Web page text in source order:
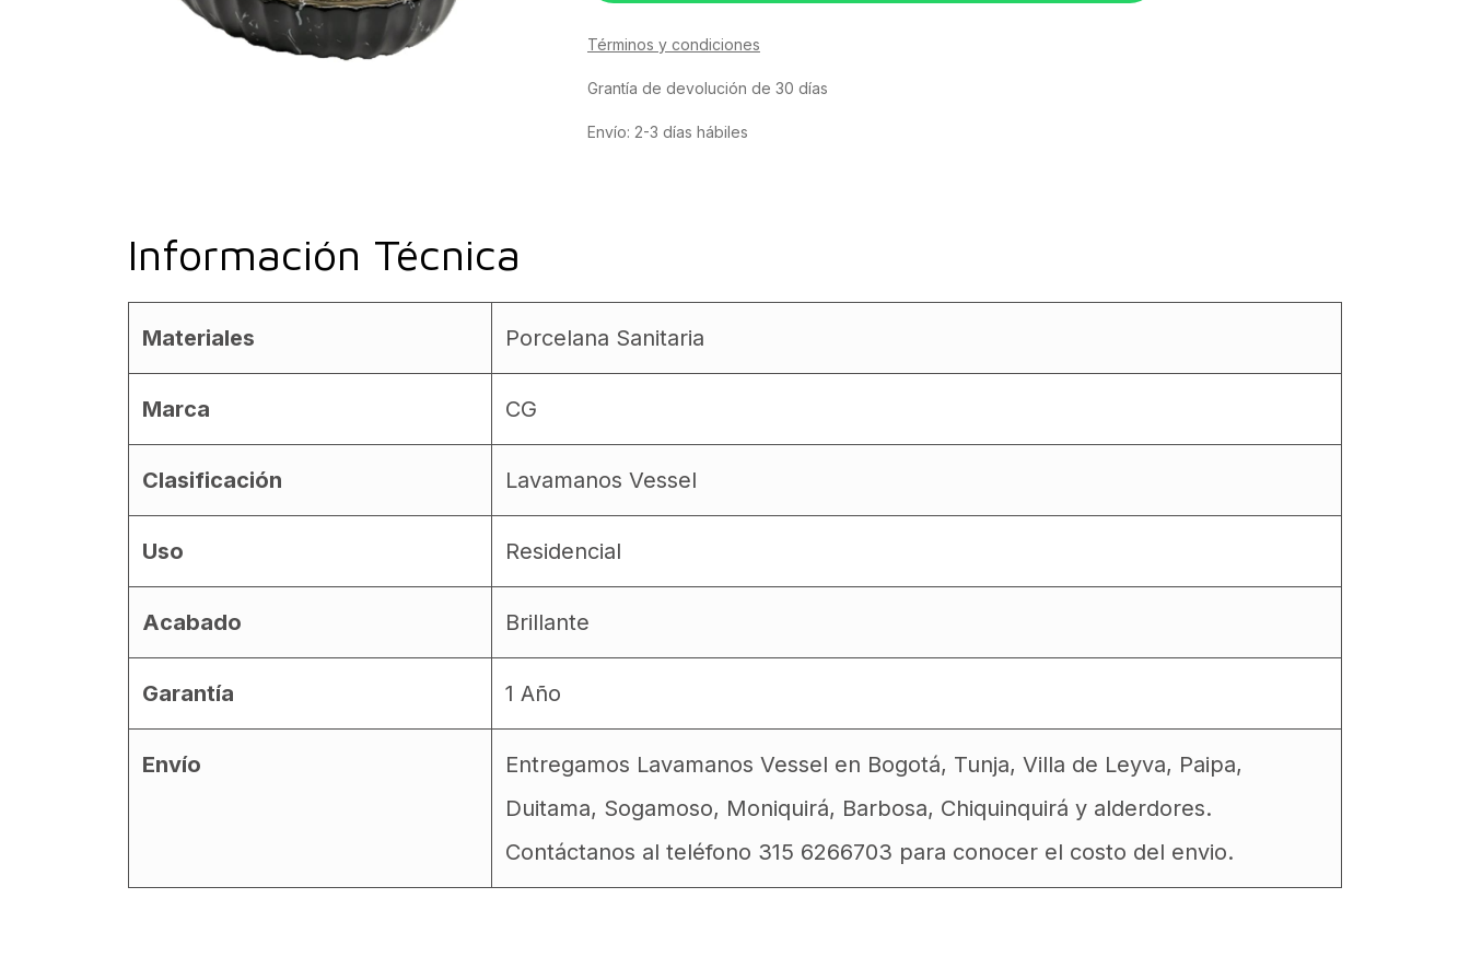
Términos y condiciones
Grantía de devolución de 30 días
Envío: 2-3 días hábiles
Información Técnica
Materiales Porcelana Sanitaria
Marca CG
Clasificación Lavamanos Vessel
Uso Residencial
Acabado Brillante
Garantía 1 Año
Envío
Entregamos Lavamanos Vessel en Bogotá, Tunja, Villa de Leyva, Paipa,
Duitama, Sogamoso, Moniquirá, Barbosa, Chiquinquirá y alderdores.
Contáctanos al teléfono 315 6266703 para conocer el costo del envio.